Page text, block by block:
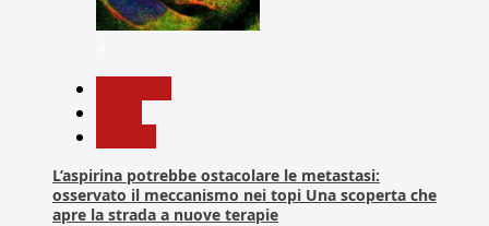
L’aspirina potrebbe ostacolare le metastasi:
osservato il meccanismo nei topi Una scoperta che
apre la strada a nuove terapie